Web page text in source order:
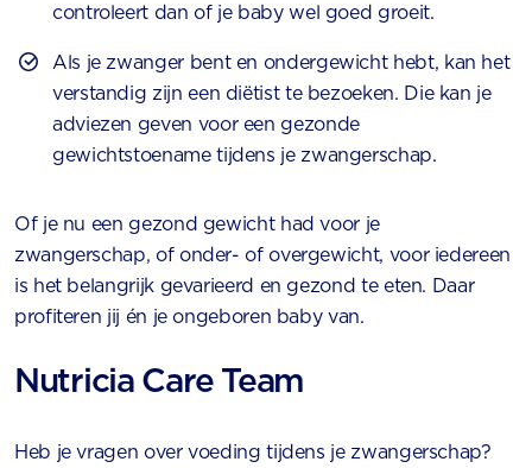
controleert dan of je baby wel goed groeit.
Als je zwanger bent en ondergewicht hebt, kan het
verstandig zijn een diëtist te bezoeken. Die kan je
adviezen geven voor een gezonde
gewichtstoename tijdens je zwangerschap.
Of je nu een gezond gewicht had voor je
zwangerschap, of onder- of overgewicht, voor iedereen
is het belangrijk gevarieerd en gezond te eten. Daar
profiteren jij én je ongeboren baby van.
Nutricia Care Team
Heb je vragen over voeding tijdens je zwangerschap?